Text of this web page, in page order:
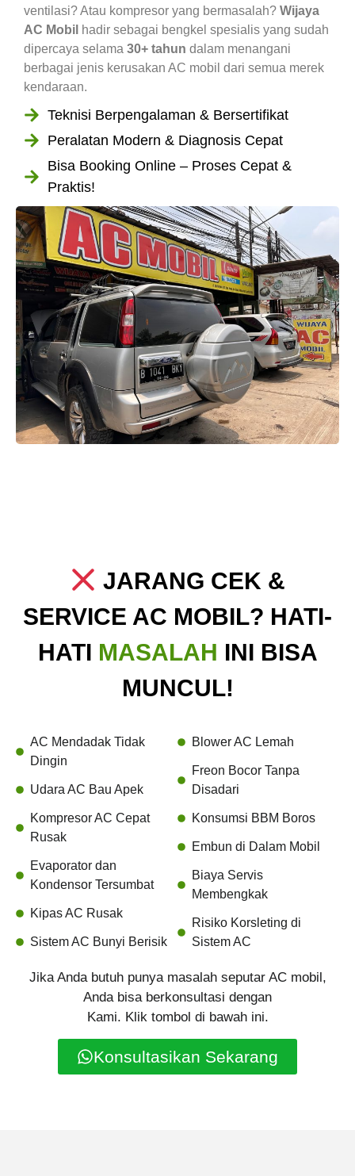
ventilasi? Atau kompresor yang bermasalah? Wijaya
AC Mobil hadir sebagai bengkel spesialis yang sudah
dipercaya selama 30+ tahun dalam menangani
berbagai jenis kerusakan AC mobil dari semua merek
kendaraan.
Teknisi Berpengalaman & Bersertifikat
Peralatan Modern & Diagnosis Cepat
Bisa Booking Online – Proses Cepat &
Praktis!
JARANG CEK &
SERVICE AC MOBIL? HATI-
HATI MASALAH INI BISA
MUNCUL!
AC Mendadak Tidak
Dingin
Udara AC Bau Apek
Kompresor AC Cepat
Rusak
Evaporator dan
Kondensor Tersumbat
Kipas AC Rusak
Sistem AC Bunyi Berisik
Blower AC Lemah
Freon Bocor Tanpa
Disadari
Konsumsi BBM Boros
Embun di Dalam Mobil
Biaya Servis
Membengkak
Risiko Korsleting di
Sistem AC
Jika Anda butuh punya masalah seputar AC mobil,
Anda bisa berkonsultasi dengan
Kami. Klik tombol di bawah ini.
Konsultasikan Sekarang